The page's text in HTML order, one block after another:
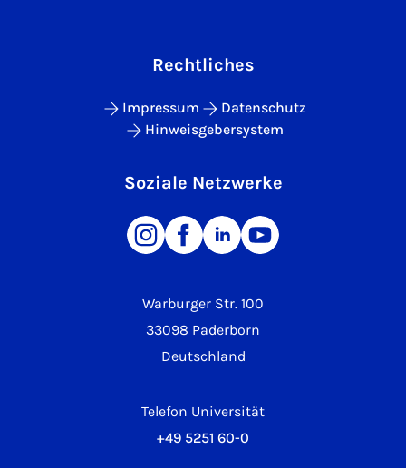
Warburger Str. 100
33098 Paderborn
Deutschland
Telefon Universität
+49 5251 60-0
Rechtliches
Impressum
Datenschutz
Hinweisgebersystem
Soziale Netzwerke